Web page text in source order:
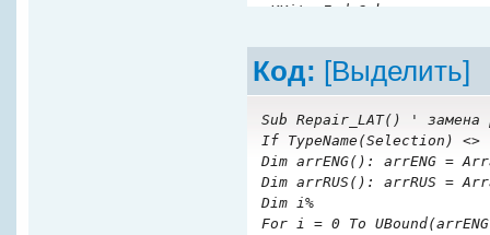
eXXit: End Sub
Код: [Выделить]
Sub Repair_LAT() ' замена
If TypeName(Selection) <>
Dim arrENG(): arrENG
Dim arrRUS():
Dim i%
For i = 0 To